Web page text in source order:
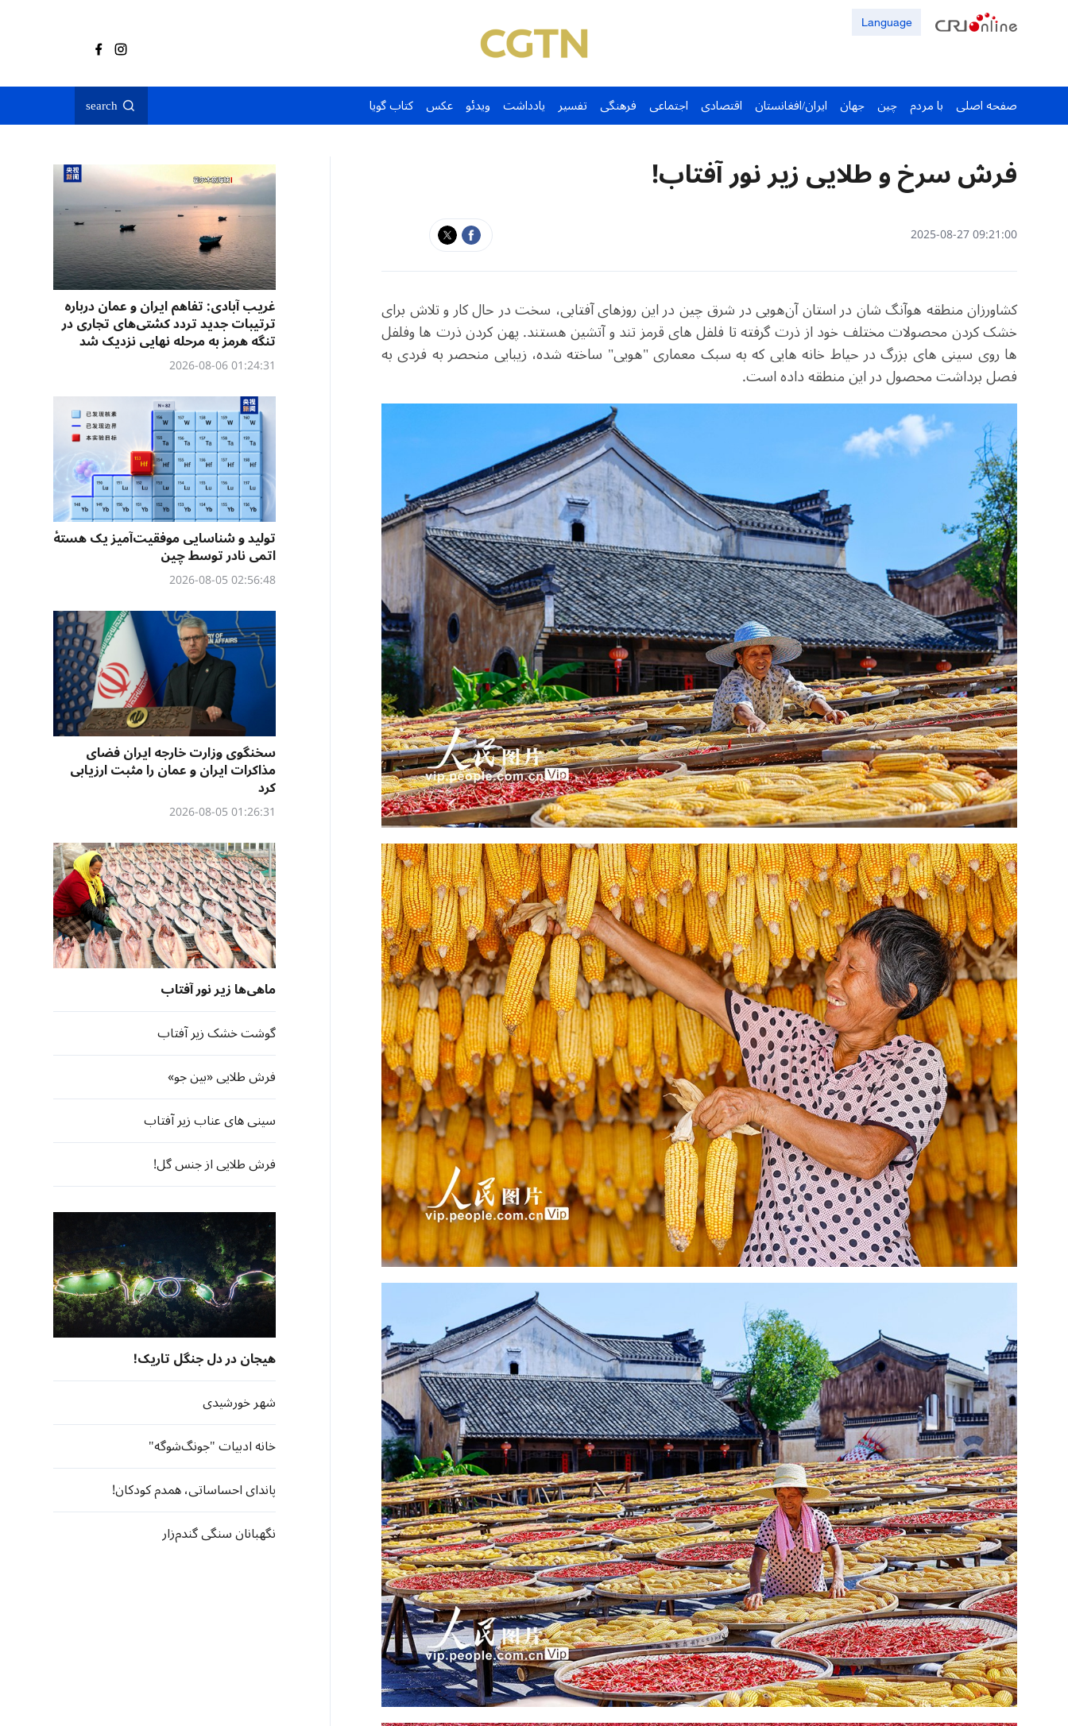
Language
صفحه اصلی با مردم چین جهان ایران/افغانستان اقتصادی اجتماعی فرهنگی تفسیر یادداشت ویدئو عکس کتاب گویا search
فرش سرخ و طلایی زیر نور آفتاب!
09:21:00 2025-08-27
کشاورزان منطقه هوآنگ شان در استان آن‌هویی در شرق چین در این روزهای آفتابی، سخت در حال کار و تلاش برای
خشک کردن محصولات مختلف خود از ذرت گرفته تا فلفل های قرمز تند و آتشین هستند. پهن کردن ذرت ها وفلفل
ها روی سینی های بزرگ در حیاط خانه هایی که به سبک معماری "هویی" ساخته شده، زیبایی منحصر به فردی به
فصل برداشت محصول در این منطقه داده است.
غریب آبادی: تفاهم ایران و عمان درباره
ترتیبات جدید تردد کشتی‌های تجاری در
تنگه هرمز به مرحله نهایی نزدیک شد
01:24:31 2026-08-06
تولید و شناسایی موفقیت‌آمیز یک هستهٔ
اتمی نادر توسط چین
02:56:48 2026-08-05
سخنگوی وزارت خارجه ایران فضای
مذاکرات ایران و عمان را مثبت ارزیابی
کرد
01:26:31 2026-08-05
ماهی‌ها زیر نور آفتاب
گوشت خشک زیر آفتاب
فرش طلایی «بین جو»
سینی های عناب زیر آفتاب
فرش طلایی از جنس گل!
هیجان در دل جنگل تاریک!
شهر خورشیدی
خانه ادبیات "جونگ‌شوگه"
پاندای احساساتی، همدم کودکان!
نگهبانان سنگی گندم‌زار